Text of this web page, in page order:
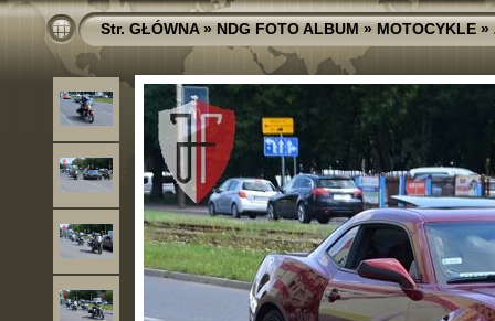
Str. GŁÓWNA»NDG FOTO ALBUM»MOTOCYKLE»